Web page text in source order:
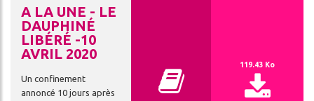
A LA UNE - LE
DAUPHINÉ
LIBÉRÉ -10
AVRIL 2020
Un confinement
annoncé 10 jours après
119.43 Ko